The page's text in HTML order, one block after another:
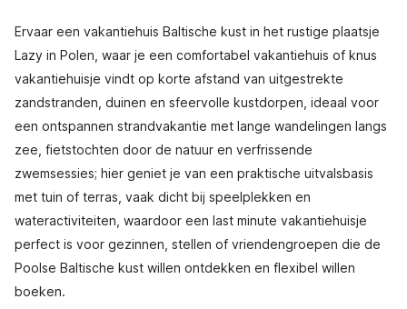
Ervaar een vakantiehuis Baltische kust in het rustige plaatsje
Lazy in Polen, waar je een comfortabel vakantiehuis of knus
vakantiehuisje vindt op korte afstand van uitgestrekte
zandstranden, duinen en sfeervolle kustdorpen, ideaal voor
een ontspannen strandvakantie met lange wandelingen langs
zee, fietstochten door de natuur en verfrissende
zwemsessies; hier geniet je van een praktische uitvalsbasis
met tuin of terras, vaak dicht bij speelplekken en
wateractiviteiten, waardoor een last minute vakantiehuisje
perfect is voor gezinnen, stellen of vriendengroepen die de
Poolse Baltische kust willen ontdekken en flexibel willen
boeken.